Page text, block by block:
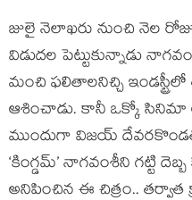
జులై నెలాఖరు నుంచి నెల
విడుదల పెట్టుకున్నాడు
మంచి ఫలితాలనిచ్చి
ఆశించాడు. కానీ ఒక్కో సినిమా
ముందుగా విజయ్
‘కింగ్డమ్’ నాగవంశీని గట్టి
అనిపించిన ఈ చిత్రం..